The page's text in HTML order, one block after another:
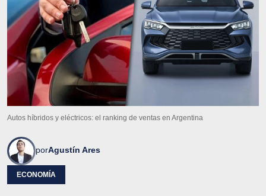
Autos híbridos y eléctricos: el ranking de ventas en Argentina
porAgustín Ares
ECONOMÍA